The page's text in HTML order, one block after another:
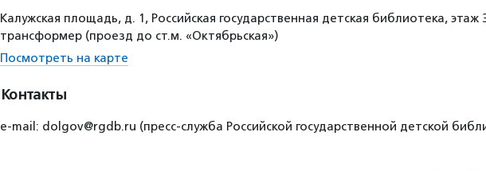
Калужская площадь, д. 1, Российская государственная детская библиотека, этаж
трансформер (проезд до ст.м. «Октябрьская»)
Посмотреть на карте
Контакты
e-mail: dolgov@rgdb.ru (пресс-служба Российской государственной детской